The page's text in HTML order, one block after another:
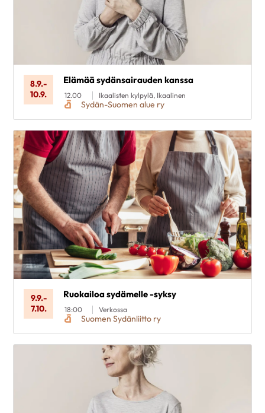
8.9.-
10.9.
Elämää sydänsairauden kanssa
12.00 Ikaalisten kylpylä, Ikaalinen
Sydän-Suomen alue ry
9.9.-
7.10.
Ruokailoa sydämelle -syksy
18:00 Verkossa
Suomen Sydänliitto ry